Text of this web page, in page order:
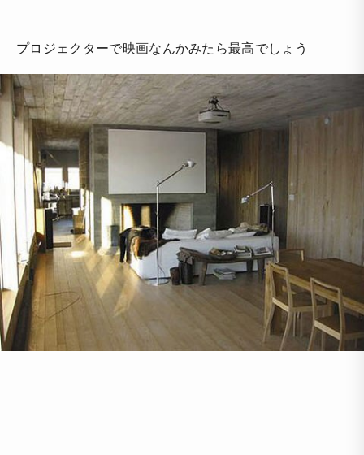
プロジェクターで映画なんかみたら最高でしょう